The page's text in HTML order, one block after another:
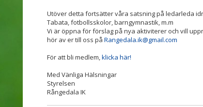
Utöver detta fortsätter våra satsning på ledarleda
Tabata, fotbollsskolor, barngymnastik, m.m
Vi är öppna för förslag på nya aktiviterer och vill
hör av er till oss på Rangedala.ik@gmail.com
För att bli medlem,klicka här!
Med Vänliga Hälsningar
Styrelsen
Rångedala IK